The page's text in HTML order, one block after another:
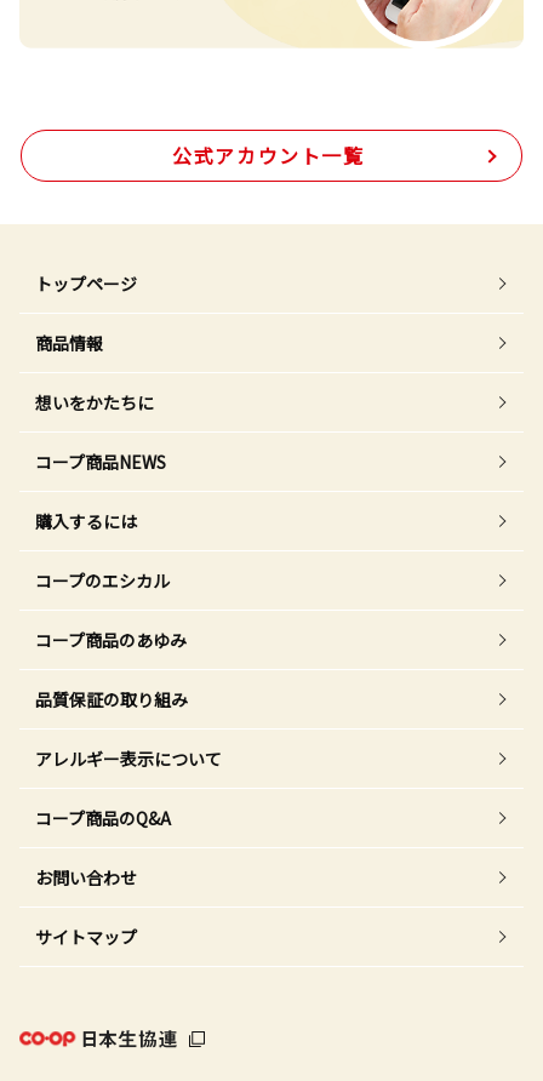
公式アカウント一覧
トップページ
商品情報
想いをかたちに
コープ商品NEWS
購入するには
コープのエシカル
コープ商品のあゆみ
品質保証の取り組み
アレルギー表示について
コープ商品のQ&A
お問い合わせ
サイトマップ